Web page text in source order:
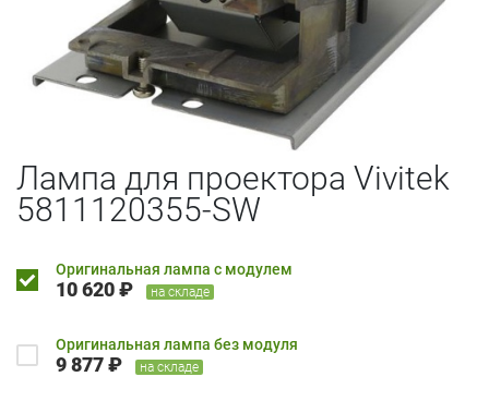
Лампа для проектора Vivitek
5811120355-SW
Оригинальная лампа с модулем
10 620 ₽ на складе
Оригинальная лампа без модуля
9 877 ₽ на складе